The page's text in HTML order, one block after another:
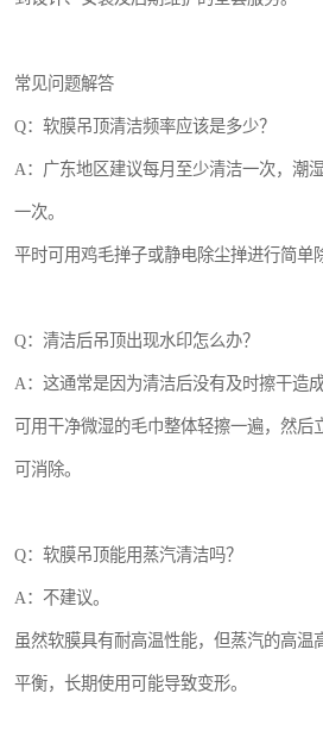
常见问题解答
Q：软膜吊顶清洁频率应该是多少？
A：广东地区建议每月至少清洁一次，潮
一次。
平时可用鸡毛掸子或静电除尘掸进行简单
Q：清洁后吊顶出现水印怎么办？
A：这通常是因为清洁后没有及时擦干造成
可用干净微湿的毛巾整体轻擦一遍，然后
可消除。
Q：软膜吊顶能用蒸汽清洁吗？
A：不建议。
虽然软膜具有耐高温性能，但蒸汽的高温
平衡，长期使用可能导致变形。